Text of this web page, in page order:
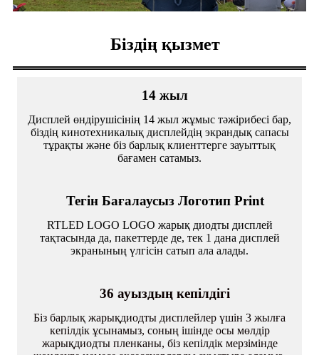
Біздің қызмет
14 жыл
Дисплей өндірушісінің 14 жыл жұмыс тәжірибесі бар,
біздің кинотехникалық дисплейдің экрандық сапасы
тұрақты және біз барлық клиенттерге зауыттық
бағамен сатамыз.
Тегін Бағалаусыз Логотип Print
RTLED LOGO LOGO жарық диодты дисплей
тақтасында да, пакеттерде де, тек 1 дана дисплей
экранының үлгісін сатып ала алады.
36 ауыздың кепілдігі
Біз барлық жарықдиодты дисплейлер үшін 3 жылға
кепілдік ұсынамыз, соның ішінде осы мөлдір
жарықдиодты пленканы, біз кепілдік мерзімінде